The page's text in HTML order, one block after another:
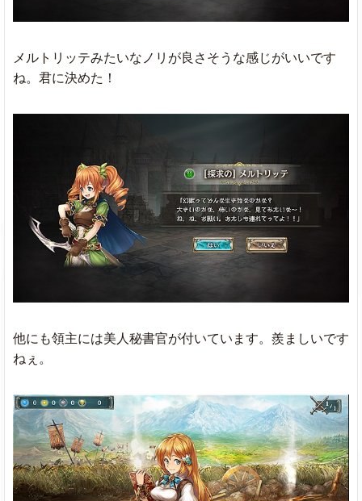
メルトリッテみたいなノリが良さそうな感じがいいです
ね。君に決めた！
他にも領主には美人秘書官が付いています。羨ましいです
ねぇ。